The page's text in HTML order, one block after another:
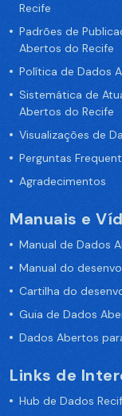
Recife
Padrões de
Abertos do Recife
Política de Dados
Sistemática de
Abertos do Recife
Visualizações de
Perguntas
Agradecimentos
Manuais e
Manual de Dados
Manual do
Cartilha do
Guia de Dados
Dados Abertos
Links de
Hub de Dados